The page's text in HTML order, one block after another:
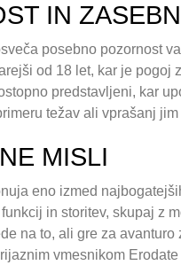
IN
posebno pozornost
od 18 let, kar je pogoj
predstavljeni, kar
težav ali vprašanj
MISLI
eno izmed
in storitev, skupaj z
na to, ali gre za
vmesnikom